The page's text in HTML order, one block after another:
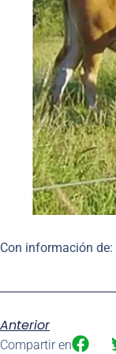
Con información de:
Anterior
Compartir en